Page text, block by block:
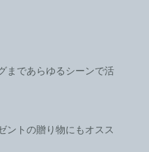
まであらゆるシーンで活
ントの贈り物にもオスス